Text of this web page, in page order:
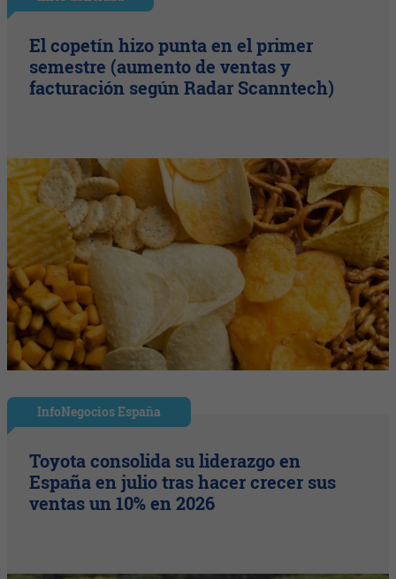
El copetín hizo punta en el primer
semestre (aumento de ventas y
facturación según Radar Scanntech)
InfoNegocios España
Toyota consolida su liderazgo en
España en julio tras hacer crecer sus
ventas un 10% en 2026